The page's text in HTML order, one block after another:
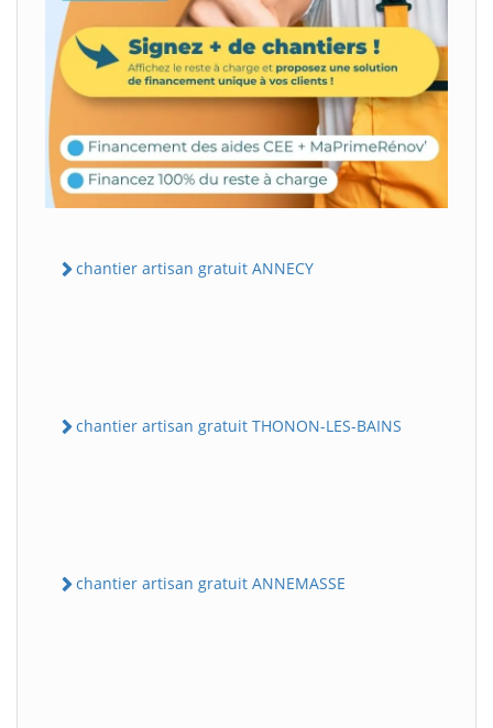
chantier artisan gratuit ANNECY
chantier artisan gratuit THONON-LES-BAINS
chantier artisan gratuit ANNEMASSE